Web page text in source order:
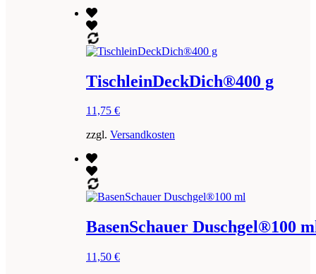
TischleinDeckDich®400 g
11,75 €
zzgl. Versandkosten
BasenSchauer Duschgel®100
11,50 €